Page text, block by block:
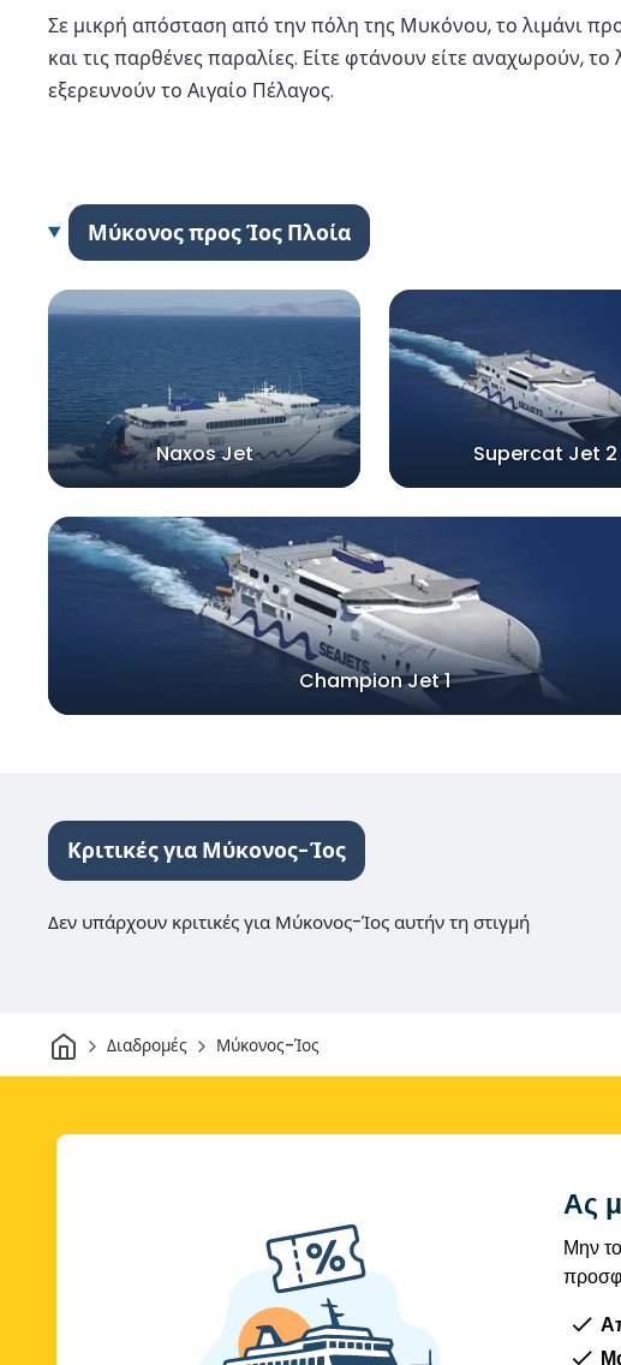
Σε μικρή απόσταση από την πόλη της Μυκόνου, το λιμάνι
και τις παρθένες παραλίες. Είτε φτάνουν είτε αναχωρούν,
εξερευνούν το Αιγαίο Πέλαγος.
Μύκονος προς Ίος Πλοία
Naxos Jet Supercat Jet 2
Champion Jet 1
Κριτικές για Μύκονος-Ίος
Δεν υπάρχουν κριτικές για Μύκονος-Ίος αυτήν τη στιγμή
ΣπίτιΔιαδρομές Μύκονος-Ίος
Ας
Μην